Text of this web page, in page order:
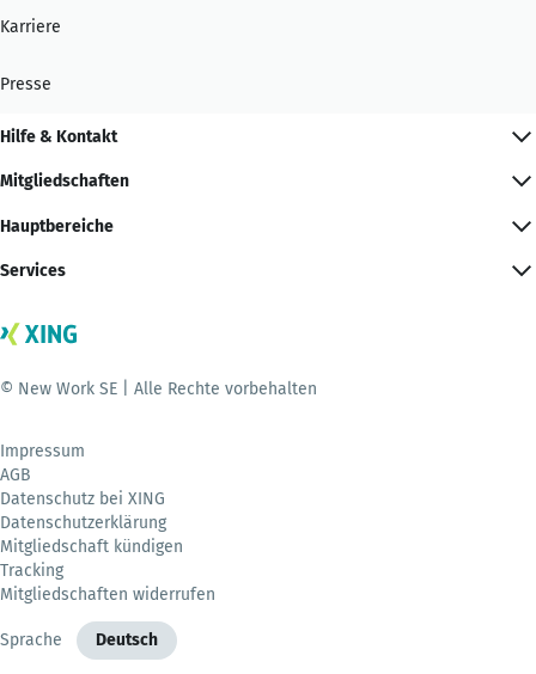
Karriere
Presse
Hilfe & Kontakt
Mitgliedschaften
Hauptbereiche
Services
© New Work SE | Alle Rechte vorbehalten
Impressum
AGB
Datenschutz bei XING
Datenschutzerklärung
Mitgliedschaft kündigen
Tracking
Mitgliedschaften widerrufen
Sprache Deutsch